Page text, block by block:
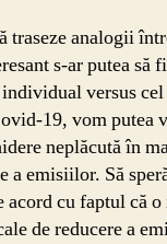
traseze analogii
s-ar putea să
versus
19, vom putea
neplăcută în
a emisiilor. Să
acord cu faptul că
de reducere a